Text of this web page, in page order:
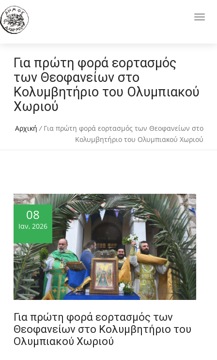
Για πρώτη φορά εορτασμός
των Θεοφανείων στο
Κολυμβητήριο του Ολυμπιακού
Χωριού
Αρχική / Για πρώτη φορά εορτασμός των Θεοφανείων στο
Κολυμβητήριο του Ολυμπιακού Χωριού
08
Ιαν, 2026
Για πρώτη φορά εορτασμός των
Θεοφανείων στο Κολυμβητήριο του
Ολυμπιακού Χωριού